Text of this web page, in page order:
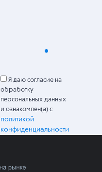
Я даю согласие на
обработку
персональных данных
и ознакомлен(а) с
политикой
конфиденциальности